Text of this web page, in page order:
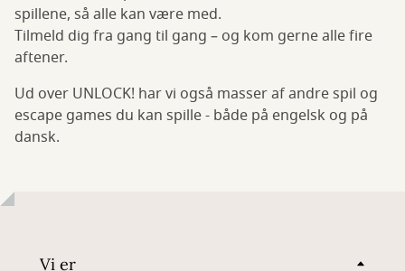
spillene, så alle kan være med.
Tilmeld dig fra gang til gang – og kom gerne alle fire
aftener.
Ud over UNLOCK! har vi også masser af andre spil og
escape games du kan spille - både på engelsk og på
dansk.
Vi er